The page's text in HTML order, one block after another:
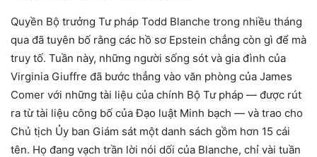
Quyền Bộ trưởng Tư pháp Todd Blanche trong nhiều tháng
qua đã tuyên bố rằng các hồ sơ Epstein chẳng còn gì để mà
truy tố. Tuần này, những người sống sót và gia đình của
Virginia Giuffre đã bước thẳng vào văn phòng của James
Comer với những tài liệu của chính Bộ Tư pháp — được rút
ra từ tài liệu công bố của Đạo luật Minh bạch — và trao cho
Chủ tịch Ủy ban Giám sát một danh sách gồm hơn 15 cái
tên. Họ đang vạch trần lời nói dối của Blanche, chỉ vài tuần